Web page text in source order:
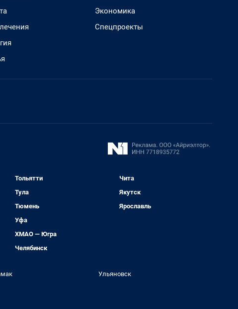
Экономика
Спецпроекты
Тольятти
Тула
Тюмень
Уфа
ХМАО — Югра
Челябинск
Чита
Якутск
Ярославль
Ульяновск